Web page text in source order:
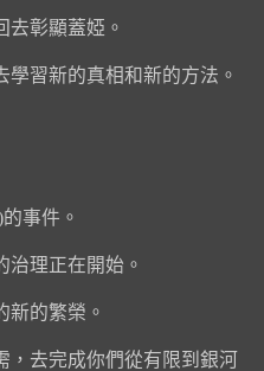
去彰顯蓋婭。
學習新的真相和新的方法。
事件。
治理正在開始。
新的繁榮。
去完成你們從有限到銀河